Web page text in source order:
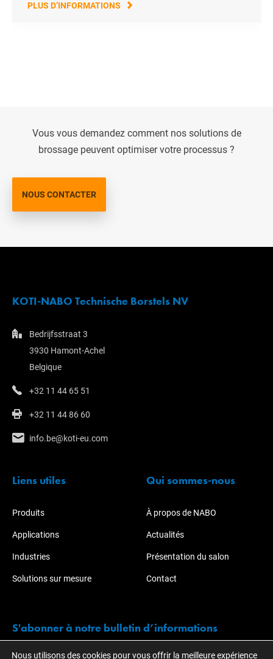
PLUS D’INFORMATIONS
Vous vous demandez comment nos solutions de
brossage peuvent optimiser votre processus ?
NOUS CONTACTER
KOTI-NABO Technische Borstels NV
Bedrijfsstraat 3
3930 Hamont-Achel
Belgique
+32 11 44 65 51
+32 11 44 86 60
info.be@koti-eu.com
Liens utiles
Produits
Applications
Industries
Solutions sur mesure
Qui sommes-nous
À propos de NABO
Actualités
Présentation du salon
Contact
S'abonner à notre bulletin d’informations
Nous utilisons des cookies pour vous offrir la meilleure expérience